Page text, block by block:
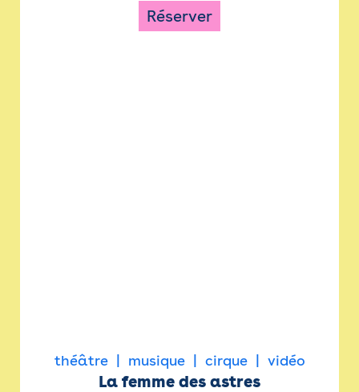
Réserver
théâtre musique cirque vidéo
La femme des astres